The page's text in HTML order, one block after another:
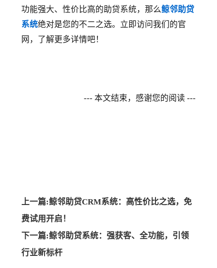
功能强大、性价比高的助贷系统，那么鲸邻助贷
系统绝对是您的不二之选。立即访问我们的官
网，了解更多详情吧！
--- 本文结束，感谢您的阅读 ---
上一篇:鲸邻助贷CRM系统：高性价比之选，免
费试用开启！
下一篇:鲸邻助贷系统：强获客、全功能，引领
行业新标杆